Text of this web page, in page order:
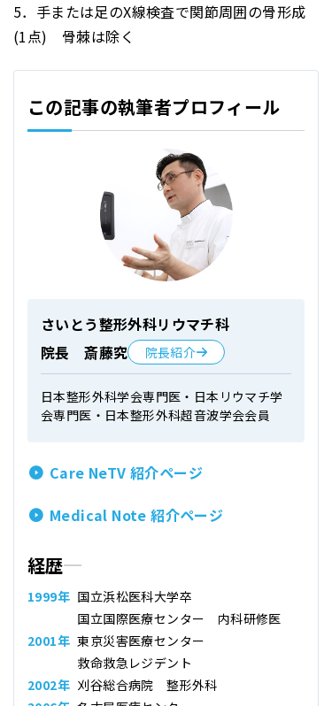
5．手または足のX線検査で関節周囲の骨形成
(1点) 骨棘は除く
この記事の執筆者プロフィール
さいとう整形外科リウマチ科
院長 斎藤究
院長紹介
日本整形外科学会専門医・日本リウマチ学
会専門医・日本整形外科超音波学会会員
Care NeTV 紹介ページ
Medical Note 紹介ページ
経歴
1999年 国立浜松医科大学卒
国立国際医療センター 内科研修医
2001年 東京災害医療センター
救命救急レジデント
2002年 刈谷総合病院 整形外科